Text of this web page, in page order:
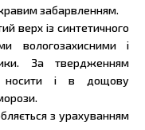
забарвленням.
верх із синтетичного
вологозахисними і
За твердженням
носити і в дощову
з урахуванням